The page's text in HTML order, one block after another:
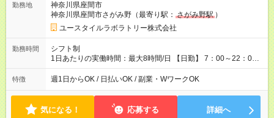
1,600円 【試用期間】試用期間あり 試用期間の長さ：2ヶ月
※ 雇用形態と給与に、本採用時と異なる部分があります。 雇用
形態：本採用時と同じです。 給与：時給 1,230円以上
勤務地
神奈川県座間市
神奈川県座間市さがみ野（最寄り駅： さがみ野駅 ）
ユースタイルラボラトリー株式会社
勤務時間
シフト制
1日あたりの実働時間：最大8時間/日 【日勤】 7：00～22：00
の間で6～8時間勤務（休憩時間は法定通り） ※週1日～OK ／ 1
日6時間から勤務OK ／ 夜勤なし ＊＊ 勤務時間例 ＊＊ ■8時
※訪問先により変動 ※曜日固定（毎週同じ曜日勤務）
特徴 週1日からOK / 日払いOK / 副業・WワークOK
気になる！ 応募する 詳細へ